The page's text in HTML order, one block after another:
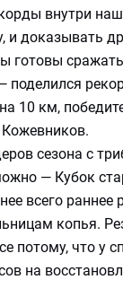
внутри
и доказывать
готовы
поделился
10 км,
сезона с
— Кубок
всего раннее
копья.
потому, что у
на